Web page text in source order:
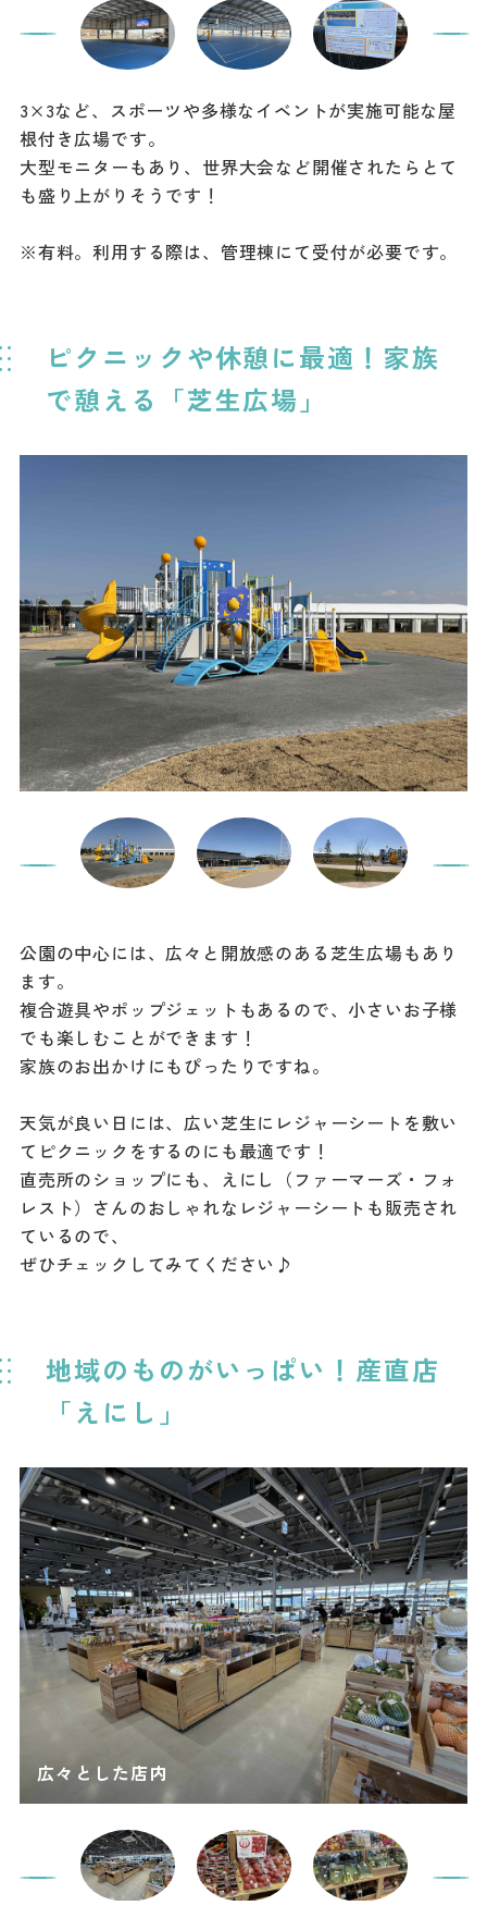
3×3など、スポーツや多様なイベントが実施可能な屋
根付き広場です。
大型モニターもあり、世界大会など開催されたらとて
も盛り上がりそうです！
※有料。利用する際は、管理棟にて受付が必要です。
ピクニックや休憩に最適！家族
で憩える「芝生広場」
公園の中心には、広々と開放感のある芝生広場もあり
ます。
複合遊具やポップジェットもあるので、小さいお子様
でも楽しむことができます！
家族のお出かけにもぴったりですね。
天気が良い日には、広い芝生にレジャーシートを敷い
てピクニックをするのにも最適です！
直売所のショップにも、えにし（ファーマーズ・フォ
レスト）さんのおしゃれなレジャーシートも販売され
ているので、
ぜひチェックしてみてください♪
地域のものがいっぱい！産直店
「えにし」